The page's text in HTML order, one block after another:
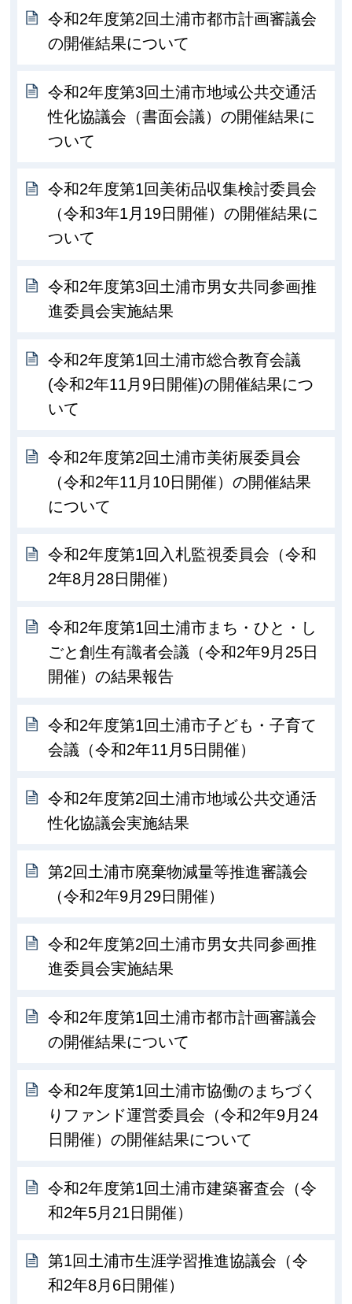
令和2年度第2回土浦市都市計画審議会
の開催結果について
令和2年度第3回土浦市地域公共交通活
性化協議会（書面会議）の開催結果に
ついて
令和2年度第1回美術品収集検討委員会
（令和3年1月19日開催）の開催結果に
ついて
令和2年度第3回土浦市男女共同参画推
進委員会実施結果
令和2年度第1回土浦市総合教育会議
(令和2年11月9日開催)の開催結果につ
いて
令和2年度第2回土浦市美術展委員会
（令和2年11月10日開催）の開催結果
について
令和2年度第1回入札監視委員会（令和
2年8月28日開催）
令和2年度第1回土浦市まち・ひと・し
ごと創生有識者会議（令和2年9月25日
開催）の結果報告
令和2年度第1回土浦市子ども・子育て
会議（令和2年11月5日開催）
令和2年度第2回土浦市地域公共交通活
性化協議会実施結果
第2回土浦市廃棄物減量等推進審議会
（令和2年9月29日開催）
令和2年度第2回土浦市男女共同参画推
進委員会実施結果
令和2年度第1回土浦市都市計画審議会
の開催結果について
令和2年度第1回土浦市協働のまちづく
りファンド運営委員会（令和2年9月24
日開催）の開催結果について
令和2年度第1回土浦市建築審査会（令
和2年5月21日開催）
第1回土浦市生涯学習推進協議会（令
和2年8月6日開催）